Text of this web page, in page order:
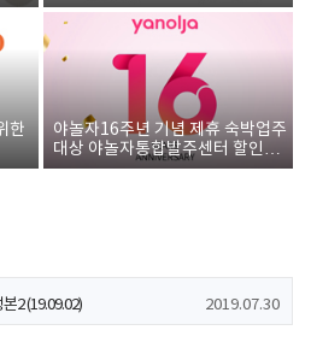
한
야놀자16주년 기념 제휴 숙박업주
대상 야놀자통합발주센터 할인쿠
폰 증정
2 (19.09.02) 2019.07.30